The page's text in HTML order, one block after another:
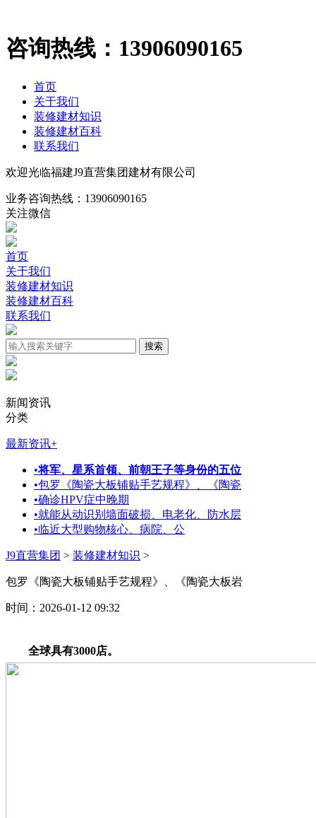
咨询热线： 13906090165
首页
关于我们
装修建材知识
装修建材百科
联系我们
欢迎光临福建J9直营集团建材有限公司
业务咨询热线： 13906090165
关注微信
首页
关于我们
装修建材知识
装修建材百科
联系我们
新闻资讯
分类
最新资讯+
•将军、星系首领、前朝王子等身份的五位
•包罗《陶瓷大板铺贴手艺规程》、《陶瓷
•确诊HPV症中晚期
•就能从动识别墙面破损、电老化、防水层
•临近大型购物核心、病院、公
J9直营集团 > 装修建材知识 >
包罗《陶瓷大板铺贴手艺规程》、《陶瓷大板岩
时间：2026-01-12 09:32
全球具有3000店。